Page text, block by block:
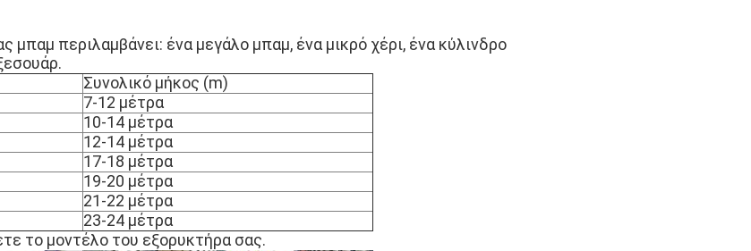
μπαμ περιλαμβάνει: ένα μεγάλο μπαμ, ένα μικρό χέρι, ένα κύλινδρο
Συνολικό μήκος (m)
7-12 μέτρα
10-14 μέτρα
12-14 μέτρα
17-18 μέτρα
19-20 μέτρα
21-22 μέτρα
23-24 μέτρα
το μοντέλο του εξορυκτήρα σας.